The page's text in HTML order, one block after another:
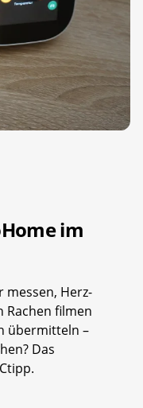
im
messen, Herz-
Rachen filmen
übermitteln –
Das